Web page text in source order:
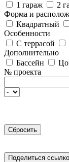
1 гараж
2
Форма и
Квадратный
Особенности
С террасой
Дополнительно
Бассейн
№ проекта
Поделиться